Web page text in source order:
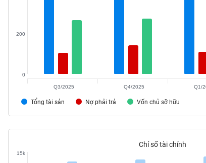
Tổng tài sản Nợ phải trả Vốn chủ sỡ hữu
0
200
Q3/2025 Q4/2025 Q1/
Chỉ số tài chính
15k
TIÊU
THIẾT